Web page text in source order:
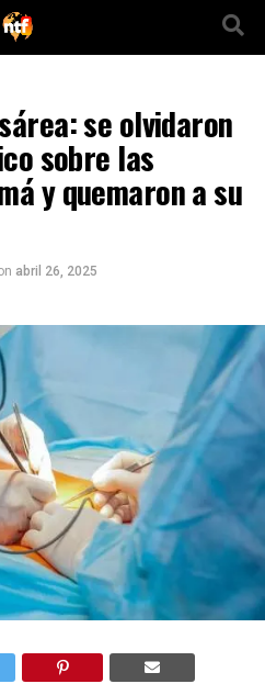
se olvidaron
sobre las
y quemaron a su
abril 26, 2025